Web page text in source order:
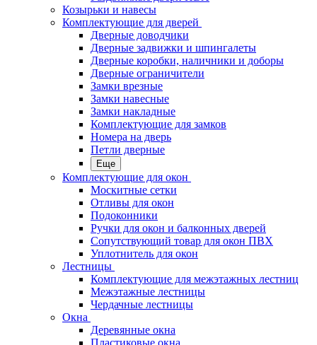
Козырьки и навесы
Комплектующие для дверей
Дверные доводчики
Дверные задвижки и шпингалеты
Дверные коробки, наличники и доборы
Дверные ограничители
Замки врезные
Замки навесные
Замки накладные
Комплектующие для замков
Номера на дверь
Петли дверные
Еще
Комплектующие для окон
Москитные сетки
Отливы для окон
Подоконники
Ручки для окон и балконных дверей
Сопутствующий товар для окон ПВХ
Уплотнитель для окон
Лестницы
Комплектующие для межэтажных лестниц
Межэтажные лестницы
Чердачные лестницы
Окна
Деревянные окна
Пластиковые окна